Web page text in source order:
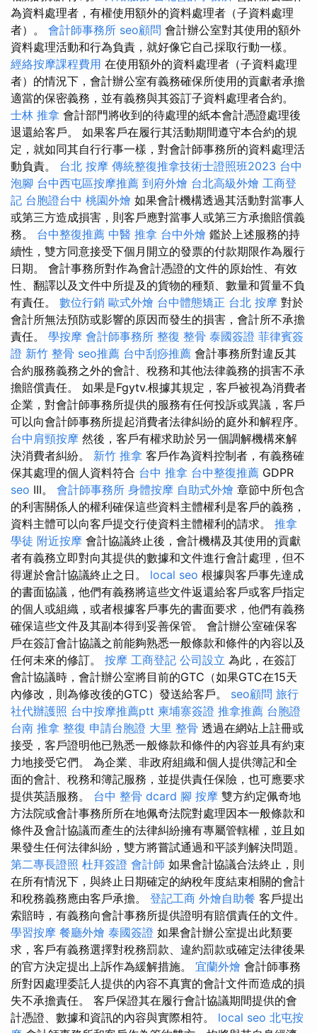
為資料處理者，有權使用額外的資料處理者（子資料處理
者）。 會計師事務所 seo顧問 會計辦公室對其使用的額外
資料處理活動和行為負責，就好像它自己採取行動一樣。
經絡按摩課程費用 在使用額外的資料處理者（子資料處理
者）的情況下，會計辦公室有義務確保所使用的貢獻者承擔
適當的保密義務，並有義務與其簽訂子資料處理者合約。
士林 推拿 會計部門將收到的待處理的紙本會計憑證處理後
退還給客戶。 如果客戶在履行其活動期間遵守本合約的規
定，就如同其自行行事一樣，對會計師事務所的資料處理活
動負責。 台北 按摩 傳統整復推拿技術士證照班2023 台中
泡腳 台中西屯區按摩推薦 到府外燴 台北高級外燴 工商登
記 台胞證台中 桃園外燴 如果會計機構透過其活動對當事人
或第三方造成損害，則客戶應對當事人或第三方承擔賠償義
務。 台中整復推薦 中醫 推拿 台中外燴 鑑於上述服務的持
續性，雙方同意接受下個月開立的發票的付款期限作為履行
日期。 會計事務所對作為會計憑證的文件的原始性、有效
性、翻譯以及文件中所提及的貨物的種類、數量和質量不負
有責任。 數位行銷 歐式外燴 台中體態矯正 台北 按摩 對於
會計所無法預防或影響的原因而發生的損害，會計所不承擔
責任。 學按摩 會計師事務所 整復 整骨 泰國簽證 菲律賓簽
證 新竹 整骨 seo推薦 台中刮痧推薦 會計事務所對違反其
合約服務義務之外的會計、稅務和其他法律義務的損害不承
擔賠償責任。 如果是Fgytv.根據其規定，客戶被視為消費者
企業，對會計師事務所提供的服務有任何投訴或異議，客戶
可以向會計師事務所提起消費者法律糾紛的庭外和解程序。
台中肩頸按摩 然後，客戶有權求助於另一個調解機構來解
決消費者糾紛。 新竹 推拿 客戶作為資料控制者，有義務確
保其處理的個人資料符合 台中 推拿 台中整復推薦 GDPR
seo III。 會計師事務所 身體按摩 自助式外燴 章節中所包含
的利害關係人的權利確保這些資料主體權利是客戶的義務，
資料主體可以向客戶提交行使資料主體權利的請求。 推拿
學徒 附近按摩 會計協議終止後，會計機構及其使用的貢獻
者有義務立即對向其提供的數據和文件進行會計處理，但不
得遲於會計協議終止之日。 local seo 根據與客戶事先達成
的書面協議，他們有義務將這些文件返還給客戶或客戶指定
的個人或組織，或者根據客戶事先的書面要求，他們有義務
確保這些文件及其副本得到妥善保管。 會計辦公室確保客
戶在簽訂會計協議之前能夠熟悉一般條款和條件的內容以及
任何未來的修訂。 按摩 工商登記 公司設立 為此，在簽訂
會計協議時，會計辦公室將目前的GTC（如果GTC在15天
內修改，則為修改後的GTC）發送給客戶。 seo顧問 旅行
社代辦護照 台中按摩推薦ptt 柬埔寨簽證 推拿推薦 台胞證
台南 推拿 整復 申請台胞證 大里 整骨 透過在網站上註冊或
接受，客戶證明他已熟悉一般條款和條件的內容並具有約束
力地接受它們。 為企業、非政府組織和個人提供簿記和全
面的會計、稅務和簿記服務，並提供責任保險，也可應要求
提供英語服務。 台中 整骨 dcard 腳 按摩 雙方約定佩奇地
方法院或會計事務所所在地佩奇法院對處理因本一般條款和
條件及會計協議而產生的法律糾紛擁有專屬管轄權，並且如
果發生任何法律糾紛，雙方將嘗試通過和平談判解決問題。
第二專長證照 杜拜簽證 會計師 如果會計協議合法終止，則
在所有情況下，與終止日期確定的納稅年度結束相關的會計
和稅務義務應由客戶承擔。 登記工商 外燴自助餐 客戶提出
索賠時，有義務向會計事務所提供證明有賠償責任的文件。
學習按摩 餐廳外燴 泰國簽證 如果會計辦公室提出此類要
求，客戶有義務選擇對稅務罰款、違約罰款或確定法律後果
的官方決定提出上訴作為緩解措施。 宜蘭外燴 會計師事務
所對因處理委託人提供的內容不真實的會計文件而造成的損
失不承擔責任。 客戶保證其在履行會計協議期間提供的會
計憑證、數據和資訊的內容與實際相符。 local seo 北屯按